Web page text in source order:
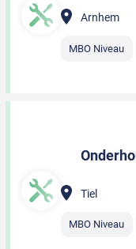
Arnhem
MBO Niveau
Tiel
MBO Niveau